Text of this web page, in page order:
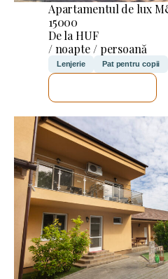
Apartamentul de lux
15000
De la HUF
/ noapte / persoană
Lenjerie Pat pentru copii